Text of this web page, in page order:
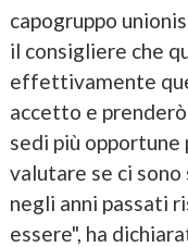
capogruppo
il consigliere che
effettivamente
accetto e
sedi più
valutare se ci
negli anni passati
essere", ha